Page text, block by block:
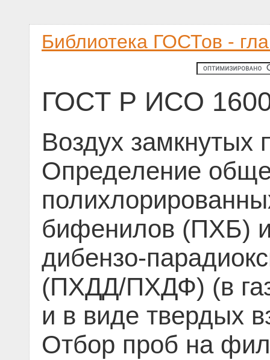
Библиотека ГОСТов -
ГОСТ Р ИСО
Воздух
Определение
бифенилов (ПХБ)
дибензо-
(ПХДД/ПХДФ) (в
и в виде твердых
Отбор проб на